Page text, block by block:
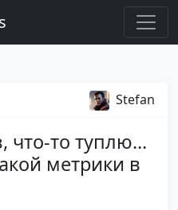
Stefan
что-то туплю...
метрики в